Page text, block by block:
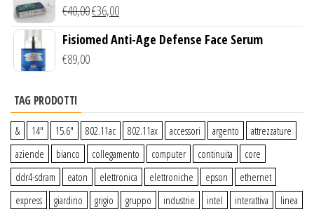
Wireless Qi
€40,00€36,00
Fisiomed Anti-Age Defense Face Serum
€89,00
TAG PRODOTTI
& 14″ 15.6″ 802.11ac 802.11ax accessori argento
attrezzature
aziende
bianco collegamento computer continuita
core
ddr4-sdram
eaton elettronica elettroniche epson
ethernet
express
giardino grigio gruppo industrie intel interattiva
linea